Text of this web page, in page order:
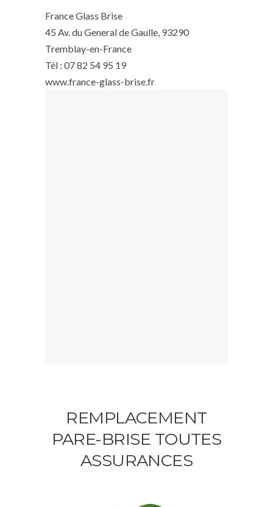
France Glass Brise
45 Av. du General de Gaulle, 93290
Tremblay-en-France
Tél : 07 82 54 95 19
www.france-glass-brise.fr
REMPLACEMENT
PARE-BRISE TOUTES
ASSURANCES